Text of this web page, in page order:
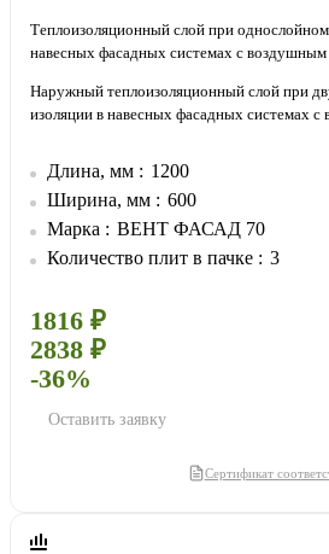
Теплоизоляционный слой при
навесных фасадных системах с воздушным
Наружный теплоизоляционный слой при
изоляции в навесных фасадных системах с
Длина, мм
1200
Ширина, мм
600
Марка
ВЕНТ ФАСАД 70
Количество плит в пачке
3
1816 ₽
2838 ₽
-36%
Оставить заявку
Сертификат